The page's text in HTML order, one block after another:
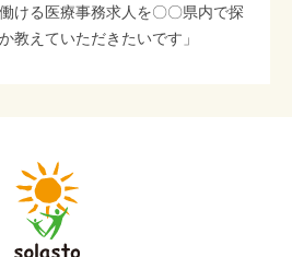
ける医療事務求人を〇〇県内で探
教えていただきたいです」